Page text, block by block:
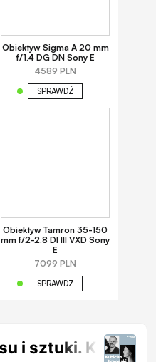
Obiektyw Sigma A 20 mm
f/1.4 DG DN Sony E
4589 PLN
SPRAWDŹ
Obiektyw Tamron 35-150
mm f/2-2.8 DI III VXD Sony
E
7099 PLN
SPRAWDŹ